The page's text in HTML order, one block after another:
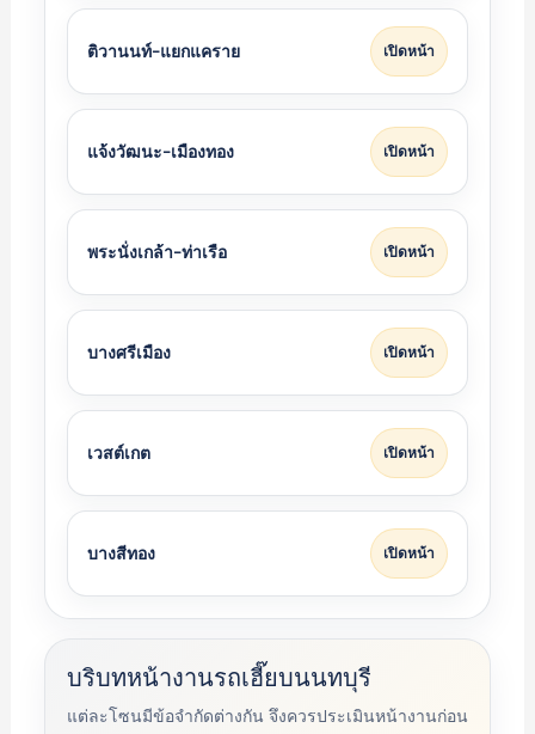
ติวานนท์-แยกแคราย เปิดหน้า
แจ้งวัฒนะ-เมืองทอง เปิดหน้า
พระนั่งเกล้า-ท่าเรือ เปิดหน้า
บางศรีเมือง เปิดหน้า
เวสต์เกต เปิดหน้า
บางสีทอง เปิดหน้า
บริบทหน้างานรถเฮี๊ยบนนทบุรี
แต่ละโซนมีข้อจำกัดต่างกัน จึงควรประเมินหน้างานก่อน